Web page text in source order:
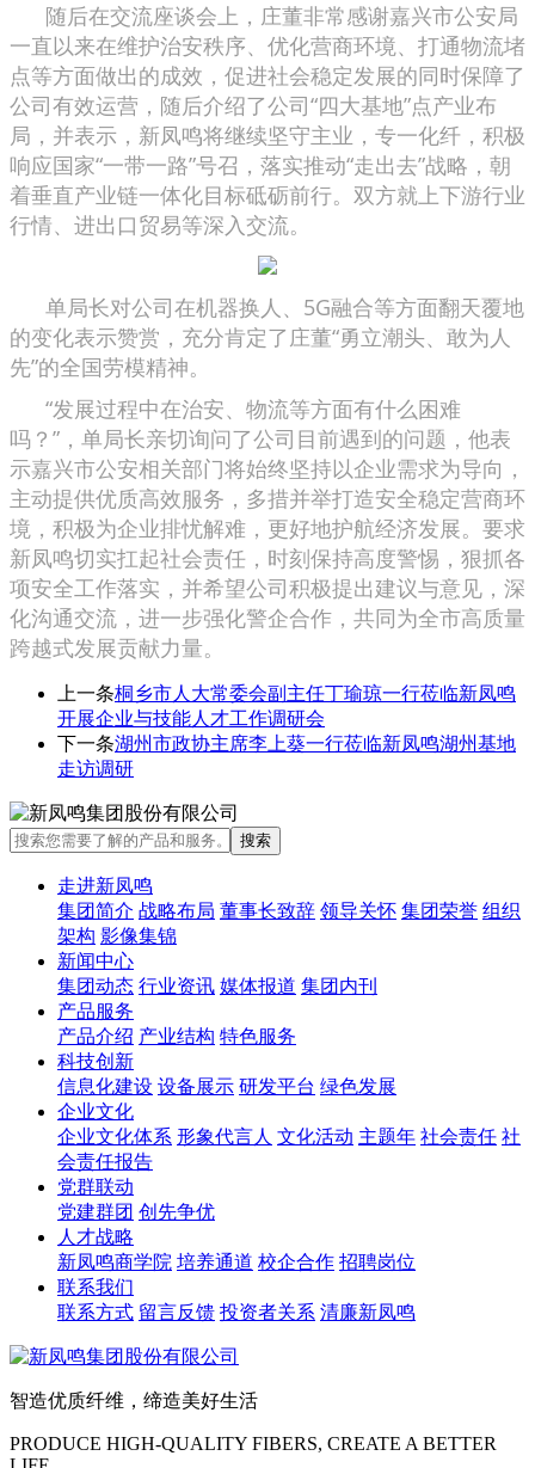
随后在交流座谈会上，庄董非常感谢嘉兴市公安局
一直以来在维护治安秩序、优化营商环境、打通物流堵
点等方面做出的成效，促进社会稳定发展的同时保障了
公司有效运营，随后介绍了公司“四大基地”点产业布
局，并表示，新凤鸣将继续坚守主业，专一化纤，积极
响应国家“一带一路”号召，落实推动“走出去”战略，朝
着垂直产业链一体化目标砥砺前行。双方就上下游行业
行情、进出口贸易等深入交流。
单局长对公司在机器换人、5G融合等方面翻天覆地
的变化表示赞赏，充分肯定了庄董“勇立潮头、敢为人
先”的全国劳模精神。
“发展过程中在治安、物流等方面有什么困难
吗？”，单局长亲切询问了公司目前遇到的问题，他表
示嘉兴市公安相关部门将始终坚持以企业需求为导向，
主动提供优质高效服务，多措并举打造安全稳定营商环
境，积极为企业排忧解难，更好地护航经济发展。要求
新凤鸣切实扛起社会责任，时刻保持高度警惕，狠抓各
项安全工作落实，并希望公司积极提出建议与意见，深
化沟通交流，进一步强化警企合作，共同为全市高质量
跨越式发展贡献力量。
上一条桐乡市人大常委会副主任丁瑜琼一行莅临新凤鸣
开展企业与技能人才工作调研会
下一条湖州市政协主席李上葵一行莅临新凤鸣湖州基地
走访调研
走进新凤鸣
集团简介 战略布局 董事长致辞 领导关怀 集团荣誉 组织
架构 影像集锦
新闻中心
集团动态 行业资讯 媒体报道 集团内刊
产品服务
产品介绍 产业结构 特色服务
科技创新
信息化建设 设备展示 研发平台 绿色发展
企业文化
企业文化体系 形象代言人 文化活动 主题年 社会责任 社
会责任报告
党群联动
党建群团 创先争优
人才战略
新凤鸣商学院 培养通道 校企合作 招聘岗位
联系我们
联系方式 留言反馈 投资者关系 清廉新凤鸣
智造优质纤维，缔造美好生活
PRODUCE HIGH-QUALITY FIBERS, CREATE A BETTER